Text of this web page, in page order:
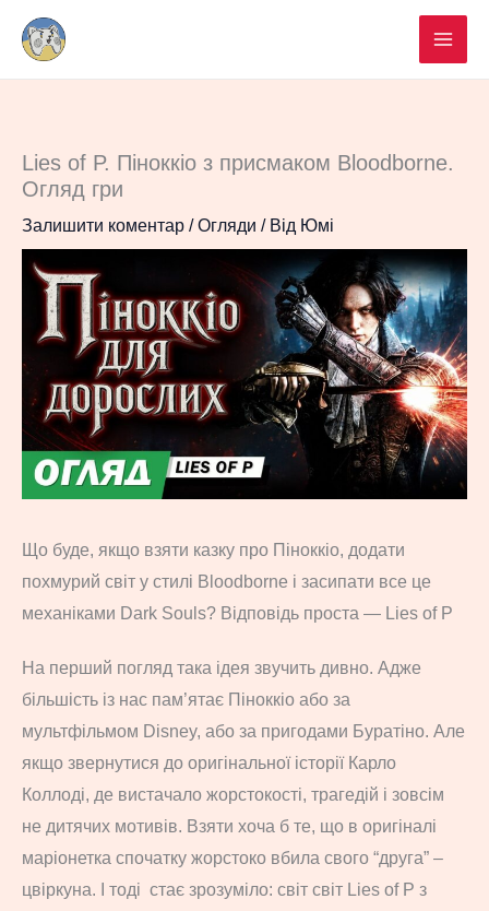
Перейти
вмісту
Lies of P. Піноккіо з присмаком Bloodborne.
Огляд гри
Залишити коментар /Огляди / Від Юмі
Що буде, якщо взяти казку про Піноккіо, додати
похмурий світ у стилі Bloodborne і засипати все це
механіками Dark Souls? Відповідь проста — Lies of P
На перший погляд така ідея звучить дивно. Адже
більшість із нас пам’ятає Піноккіо або за
мультфільмом Disney, або за пригодами Буратіно. Але
якщо звернутися до оригінальної історії Карло
Коллоді, де вистачало жорстокості, трагедій і зовсім
не дитячих мотивів. Взяти хоча б те, що в оригіналі
маріонетка спочатку жорстоко вбила свого “друга” –
цвіркуна. І тоді стає зрозуміло: світ світ Lies of P з